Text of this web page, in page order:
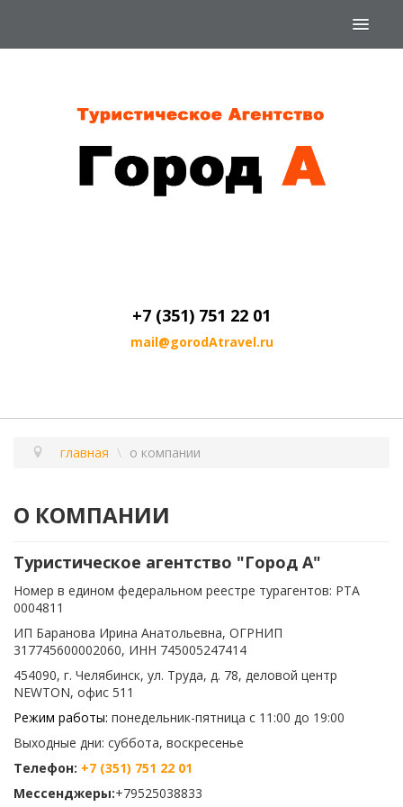
ТУРЫ ПО РОССИИ
О КОМПАНИИ
+7 (351) 751 22 01
mail@gorodAtravel.ru
главная \ о компании
О КОМПАНИИ
Туристическое агентство "Город А"
Номер в едином федеральном реестре турагентов: РТА
0004811
ИП Баранова Ирина Анатольевна, ОГРНИП
317745600002060, ИНН 745005247414
454090, г. Челябинск, ул. Труда, д. 78, деловой центр
NEWTON, офис 511
Режим работы: понедельник-пятница с 11:00 до 19:00
Выходные дни: суббота, воскресенье
Телефон: +7 (351) 751 22 01
Мессенджеры:+79525038833